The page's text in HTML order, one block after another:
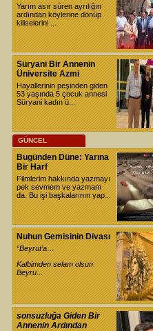
Yarım asır süren ayrılığın
ardından köylerine dönüp
kiliselerini ...
Süryani Bir Annenin
Üniversite Azmi
Hayallerinin peşinden giden
53 yaşında 5 çocuk annesi
Süryani kadın ü...
GÜNCEL
Bugünden Düne: Yarına
Bir Harf
Filmlerim hakkında yazmayı
pek sevmem ve yazmam
da. Bu işi başkalarının yap...
Nuhun Gemisinin Divası
“Beyrut’a…
Kalbimden selam olsun
Beyru...
sonsuzluğa Giden Bir
Annenin Ardından